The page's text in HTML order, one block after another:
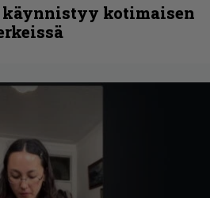
käynnistyy kotimaisen